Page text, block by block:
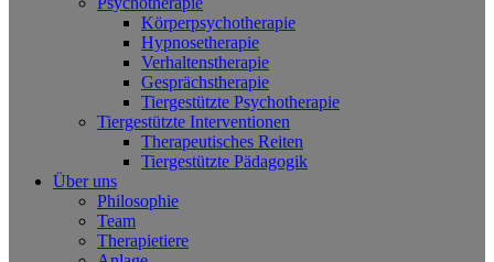
Körperpsychotherapie
Hypnosetherapie
Verhaltenstherapie
Gesprächstherapie
Tiergestützte Psychotherapie
Tiergestützte Interventionen
Therapeutisches Reiten
Tiergestützte Pädagogik
Über uns
Philosophie
Team
Therapietiere